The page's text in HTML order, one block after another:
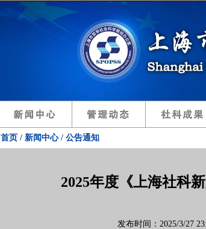
首页 / 新闻中心 / 公告通知
2025年度《上海社科
发布时间：2025/3/